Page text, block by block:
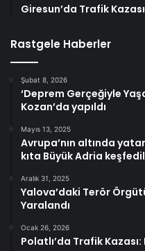
Giresun’da Trafik
Rastgele Haberler
Şubat 8, 2026
‘Deprem Gerçeğiyle
Kozan’da yapıldı
Mayıs 13, 2025
Avrupa’nın altında
kıta Büyük Adria
Aralık 31, 2025
Yalova’daki Terör
Yaralandı
Ocak 26, 2026
Polatlı’da Trafik Kazası: